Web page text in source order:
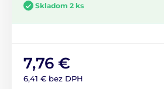
Skladom 2 ks
7,76 €
6,41 € bez DPH